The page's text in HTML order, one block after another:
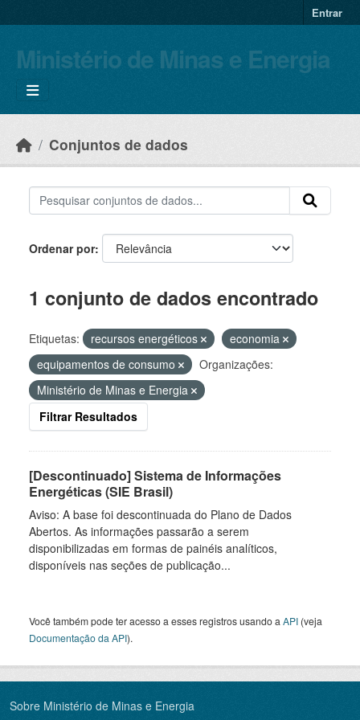
Entrar
Ministério de Minas e Energia
Conjuntos de dados
Ordenar por
1 conjunto de dados encontrado
Etiquetas: recursos energéticos
economia
equipamentos de consumo
Organizações:
Ministério de Minas e Energia
Filtrar Resultados
[Descontinuado] Sistema de Informações
Energéticas (SIE Brasil)
Aviso: A base foi descontinuada do Plano de Dados
Abertos. As informações passarão a serem
disponibilizadas em formas de painéis analíticos,
disponíveis nas seções de publicação...
Você também pode ter acesso a esses registros usando a API (veja
Documentação da API).
Sobre Ministério de Minas e Energia